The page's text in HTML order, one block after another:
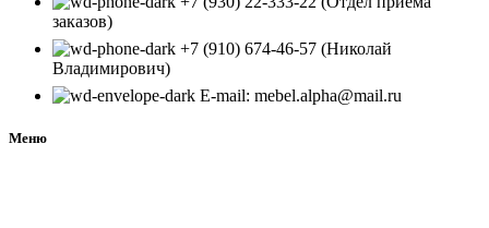
заказов)
+7 (910) 674-46-57 (Николай
Владимирович)
E-mail: mebel.alpha@mail.ru
Меню